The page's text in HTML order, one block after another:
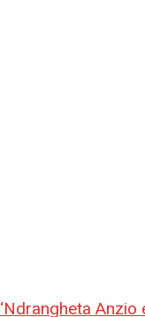
‘Ndrangheta Anzio